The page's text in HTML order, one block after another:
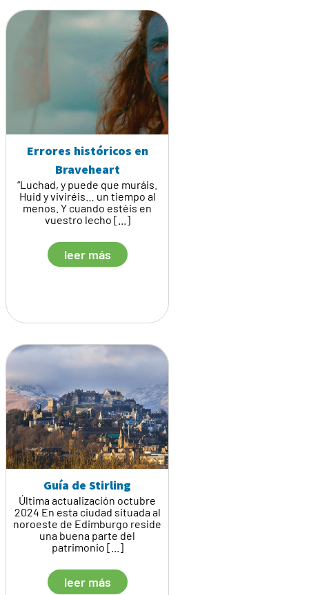
Errores históricos en
Braveheart
“Luchad, y puede que muráis.
Huid y viviréis… un tiempo al
menos. Y cuando estéis en
vuestro lecho [...]
leer más
Guía de Stirling
Última actualización octubre
2024 En esta ciudad situada al
noroeste de Edimburgo reside
una buena parte del
patrimonio [...]
leer más